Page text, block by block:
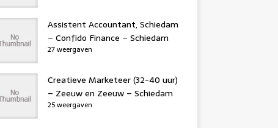
Assistent Accountant, Schiedam
– Confido Finance – Schiedam
27 weergaven
Creatieve Marketeer (32-40 uur)
– Zeeuw en Zeeuw – Schiedam
25 weergaven